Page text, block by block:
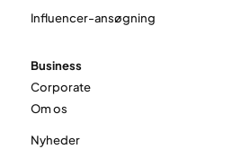
Influencer-ansøgning
Business
Corporate
Om os
Nyheder